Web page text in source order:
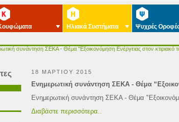
Ηλιακά Συστήματα Ψυχρές
συνάντηση ΣΕΚΑ - Θέμα "Εξοικονόμηση Ενέργειας στον κτιριακό
18 ΜΑΡΤΙΟΥ 2015
Ενημερωτική συνάντηση ΣΕΚΑ - Θέμα
Ενημερωτική συνάντηση ΣΕΚΑ - Θέμα
Διαβάστε περισσότερα..